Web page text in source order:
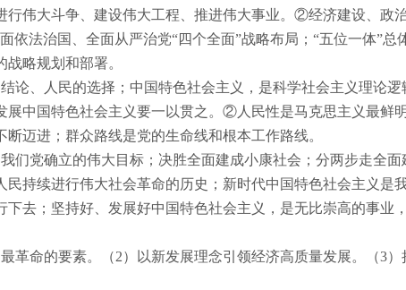
伟大斗争、建设伟大工程、推进伟大事业。②经济建设、政
法治国、全面从严治党“四个全面”战略布局；“五位一体”总
略规划和部署。
论、人民的选择；中国特色社会主义，是科学社会主义理论
中国特色社会主义要一以贯之。②人民性是马克思主义最鲜
迈进；群众路线是党的生命线和根本工作路线。
们党确立的伟大目标；决胜全面建成小康社会；分两步走全
持续进行伟大社会革命的历史；新时代中国特色社会主义是
去；坚持好、发展好中国特色社会主义，是无比崇高的事业
革命的要素。（2）以新发展理念引领经济高质量发展。（3）